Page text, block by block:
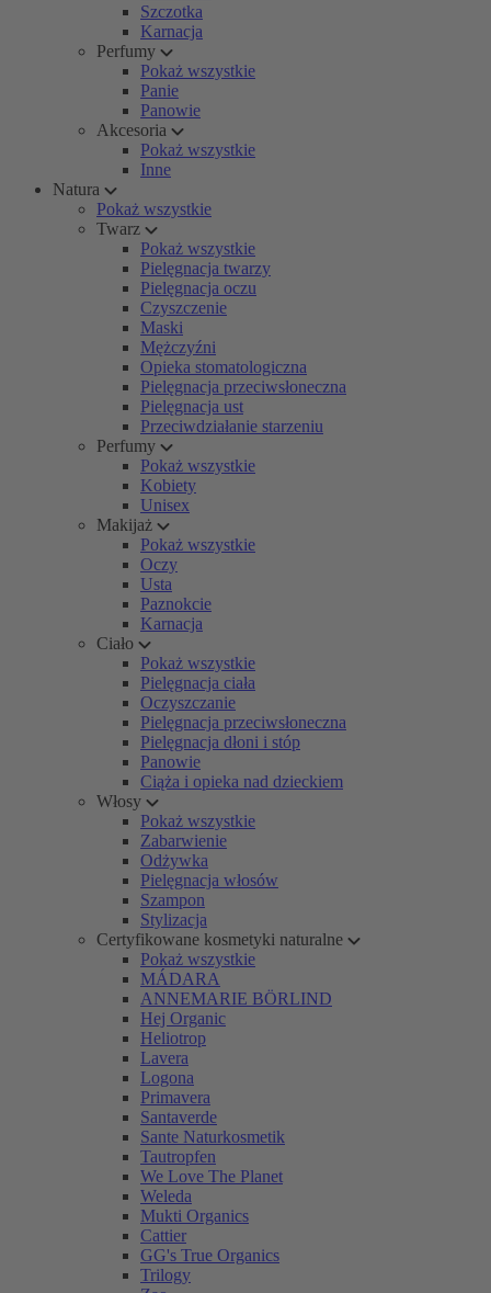
Szczotka
Karnacja
Perfumy
Pokaż wszystkie
Panie
Panowie
Akcesoria
Pokaż wszystkie
Inne
Natura
Pokaż wszystkie
Twarz
Pokaż wszystkie
Pielęgnacja twarzy
Pielęgnacja oczu
Czyszczenie
Maski
Mężczyźni
Opieka stomatologiczna
Pielęgnacja przeciwsłoneczna
Pielęgnacja ust
Przeciwdziałanie starzeniu
Perfumy
Pokaż wszystkie
Kobiety
Unisex
Makijaż
Pokaż wszystkie
Oczy
Usta
Paznokcie
Karnacja
Ciało
Pokaż wszystkie
Pielęgnacja ciała
Oczyszczanie
Pielęgnacja przeciwsłoneczna
Pielęgnacja dłoni i stóp
Panowie
Ciąża i opieka nad dzieckiem
Włosy
Pokaż wszystkie
Zabarwienie
Odżywka
Pielęgnacja włosów
Szampon
Stylizacja
Certyfikowane kosmetyki naturalne
Pokaż wszystkie
MÁDARA
ANNEMARIE BÖRLIND
Hej Organic
Heliotrop
Lavera
Logona
Primavera
Santaverde
Sante Naturkosmetik
Tautropfen
We Love The Planet
Weleda
Mukti Organics
Cattier
GG's True Organics
Trilogy